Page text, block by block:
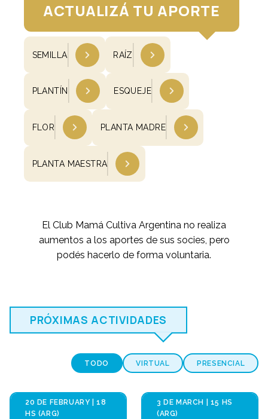
ACTUALIZÁ TU APORTE
SEMILLA RAÍZ
PLANTÍN ESQUEJE
FLOR PLANTA MADRE
PLANTA MAESTRA
El Club Mamá Cultiva Argentina no realiza
aumentos a los aportes de sus socies, pero
podés hacerlo de forma voluntaria.
PRÓXIMAS ACTIVIDADES
TODO VIRTUAL PRESENCIAL
VIRTUAL
20 DE FEBRUARY | 18
HS (ARG)
VIRTUAL
3 DE MARCH | 15 HS
(ARG)